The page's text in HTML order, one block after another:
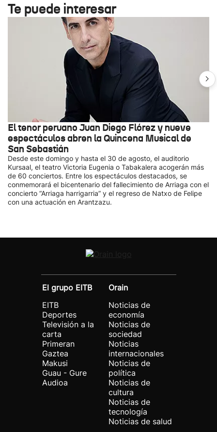
Te puede interesar
El tenor peruano Juan Diego Flórez y nueve
espectáculos abren la Quincena Musical de
San Sebastián
Desde este domingo y hasta el 30 de agosto, el auditorio
Kursaal, el teatro Victoria Eugenia o Tabakalera acogerán más
de 60 conciertos. Entre los espectáculos destacados, se
conmemorará el bicentenario del fallecimiento de Arriaga con el
concierto “Arriaga harrigarria” y el regreso de Natxo de Felipe
con una actuación en Arantzazu.
El grupo EITB
EITB
Deportes
Televisión a la
carta
Primeran
Gaztea
Makusi
Guau - Gure
Audioa
Orain
Noticias de
economía
Noticias de
sociedad
Noticias
internacionales
Noticias de
política
Noticias de
cultura
Noticias de
tecnología
Noticias de salud